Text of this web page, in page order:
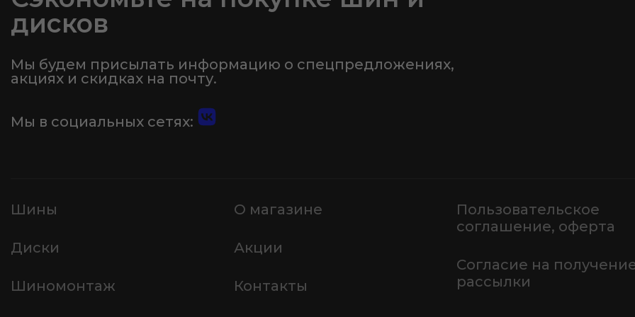
дисков
Мы будем присылать информацию о спецпредложениях,
акциях и скидках на почту.
Мы в социальных сетях:
Шины
Диски
Шиномонтаж
О магазине
Акции
Контакты
Пользовательское
соглашение, оферта
Согласие на
рассылки